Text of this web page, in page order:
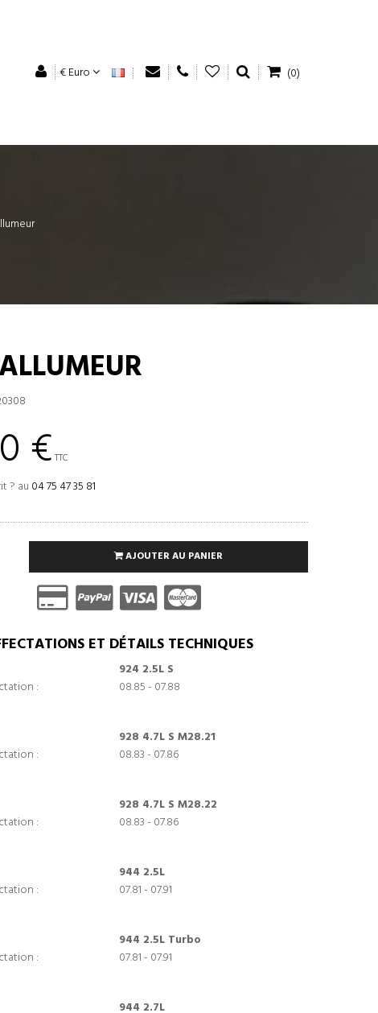
€ Euro (0)
€TTC
? au 04 75 47 35 81
AJOUTER AU PANIER
ET DÉTAILS TECHNIQUES
924 2.5L S
:
08.85 - 07.88
928 4.7L S M28.21
:
08.83 - 07.86
928 4.7L S M28.22
:
08.83 - 07.86
944 2.5L
:
07.81 - 07.91
944 2.5L Turbo
:
07.81 - 07.91
944 2.7L